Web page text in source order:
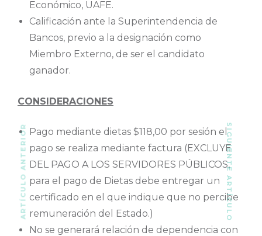
Económico, UAFE.
Calificación ante la Superintendencia de
Bancos, previo a la designación como
Miembro Externo, de ser el candidato
ganador.
CONSIDERACIONES
Pago mediante dietas $118,00 por sesión el
pago se realiza mediante factura (EXCLUYE
DEL PAGO A LOS SERVIDORES PÚBLICOS,
para el pago de Dietas debe entregar un
certificado en el que indique que no percibe
remuneración del Estado.)
No se generará relación de dependencia con
ARTÍCULO ANTERIOR SIGUIENTE ARTÍCULO